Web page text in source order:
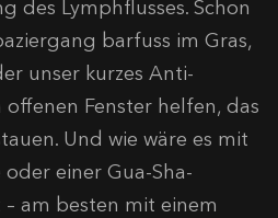
des Lymphflusses. Schon
barfuss im Gras,
unser kurzes Anti-
Fenster helfen, das
Und wie wäre es mit
einer Gua-Sha-
am besten mit einem